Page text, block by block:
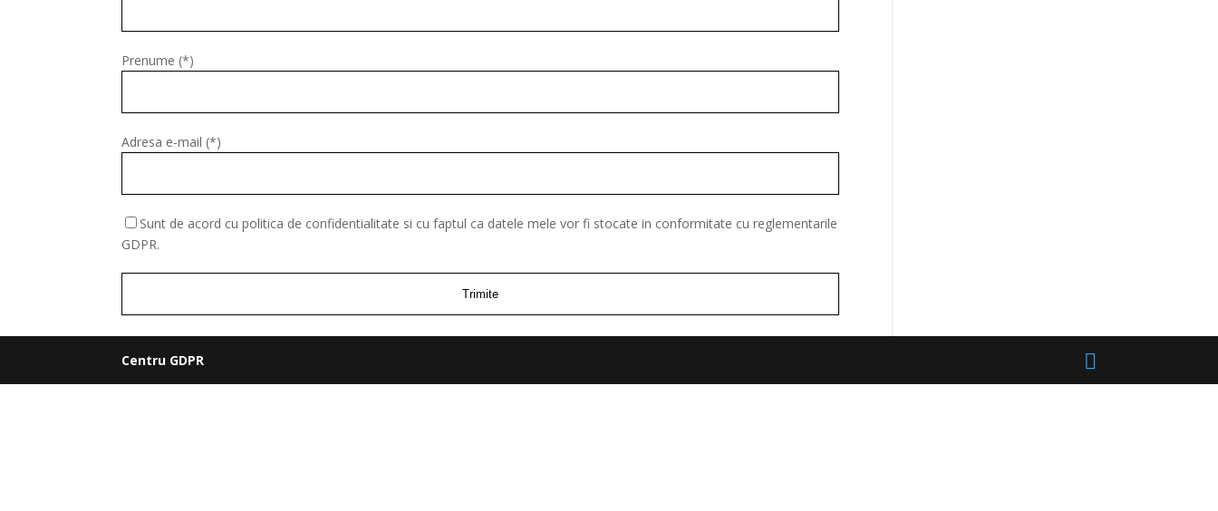
Prenume (*)
Adresa e-mail (*)
Sunt de acord cu politica de confidentialitate si cu faptul ca datele mele vor fi stocate in conformitate cu reglementarile
GDPR.
Centru GDPR